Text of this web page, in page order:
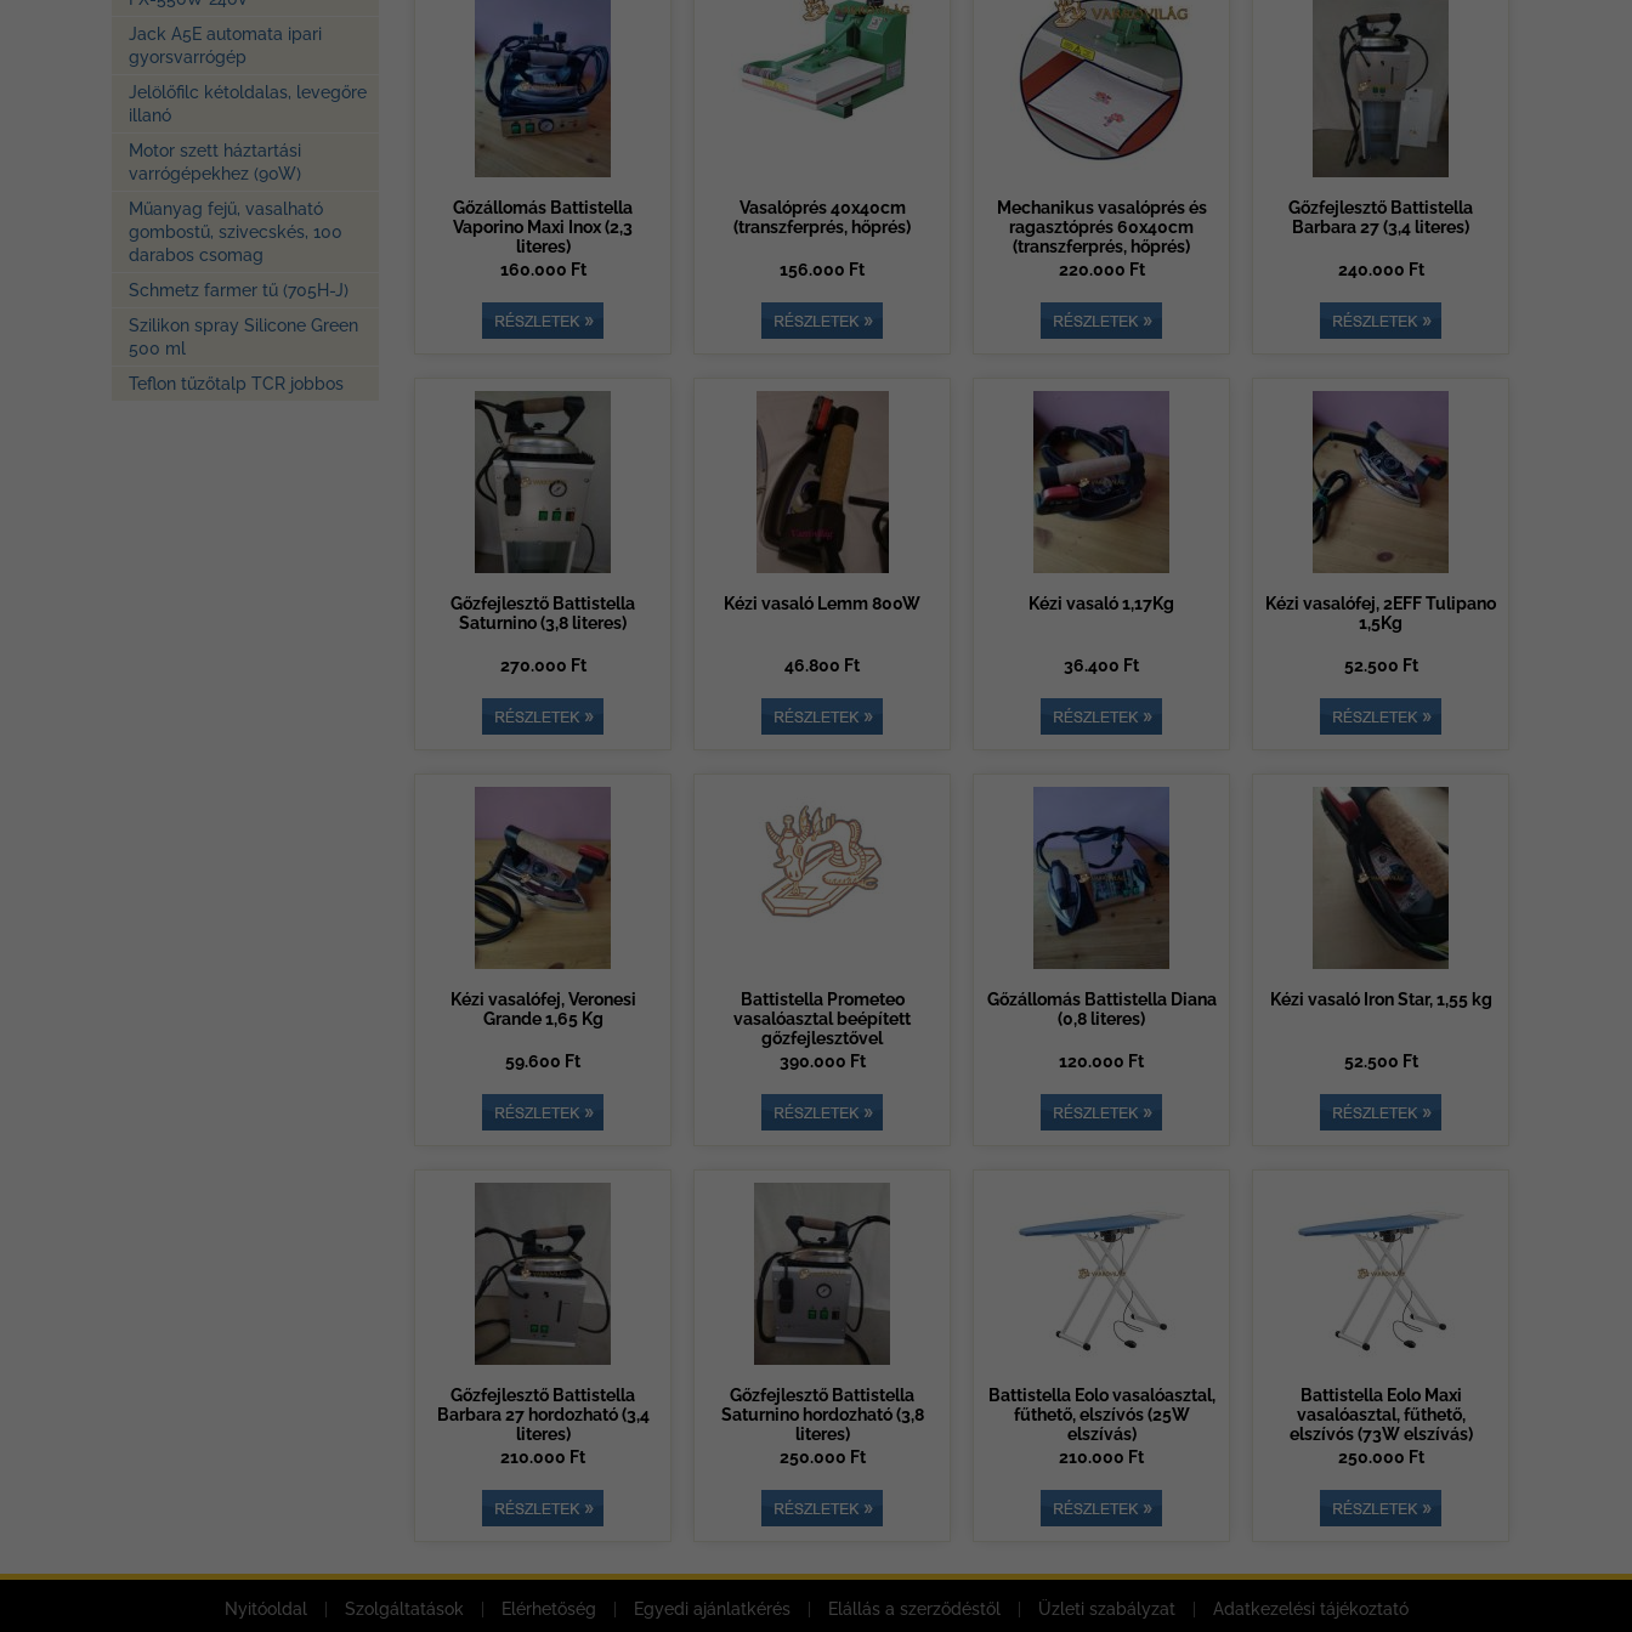
Jack A5E automata ipari
gyorsvarrógép
Jelölőfilc kétoldalas, levegőre
illanó
Motor szett háztartási
varrógépekhez (90W)
Műanyag fejű, vasalható
gombostű, szivecskés, 100
darabos csomag
Schmetz farmer tű (705H-J)
Szilikon spray Silicone Green
500 ml
Teflon tűzőtalp TCR jobbos
Gőzállomás Battistella
Vaporino Maxi Inox (2,3
literes)
160.000 Ft
Vasalóprés 40x40cm
(transzferprés, hőprés)
156.000 Ft
Mechanikus vasalóprés és
ragasztóprés 60x40cm
(transzferprés, hőprés)
220.000 Ft
Gőzfejlesztő Battistella
Barbara 27 (3,4 literes)
240.000 Ft
Gőzfejlesztő Battistella
Saturnino (3,8 literes)
270.000 Ft
Kézi vasaló Lemm 800W
46.800 Ft
Kézi vasaló 1,17Kg
36.400 Ft
Kézi vasalófej, 2EFF Tulipano
1,5Kg
52.500 Ft
Kézi vasalófej, Veronesi
Grande 1,65 Kg
59.600 Ft
Battistella Prometeo
vasalóasztal beépített
gőzfejlesztővel
390.000 Ft
Gőzállomás Battistella Diana
(0,8 literes)
120.000 Ft
Kézi vasaló Iron Star, 1,55 kg
52.500 Ft
Gőzfejlesztő Battistella
Barbara 27 hordozható (3,4
literes)
210.000 Ft
Gőzfejlesztő Battistella
Saturnino hordozható (3,8
literes)
250.000 Ft
Battistella Eolo vasalóasztal,
fűthető, elszívós (25W
elszívás)
210.000 Ft
Battistella Eolo Maxi
vasalóasztal, fűthető,
elszívós (73W elszívás)
250.000 Ft
Nyitóoldal Szolgáltatások Elérhetőség Egyedi ajánlatkérés Elállás a szerződéstől Üzleti szabályzat Adatkezelési tájékoztató